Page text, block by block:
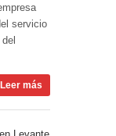
servicio
Leer más